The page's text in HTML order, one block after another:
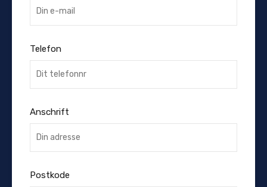
Telefon
Anschrift
Postkode